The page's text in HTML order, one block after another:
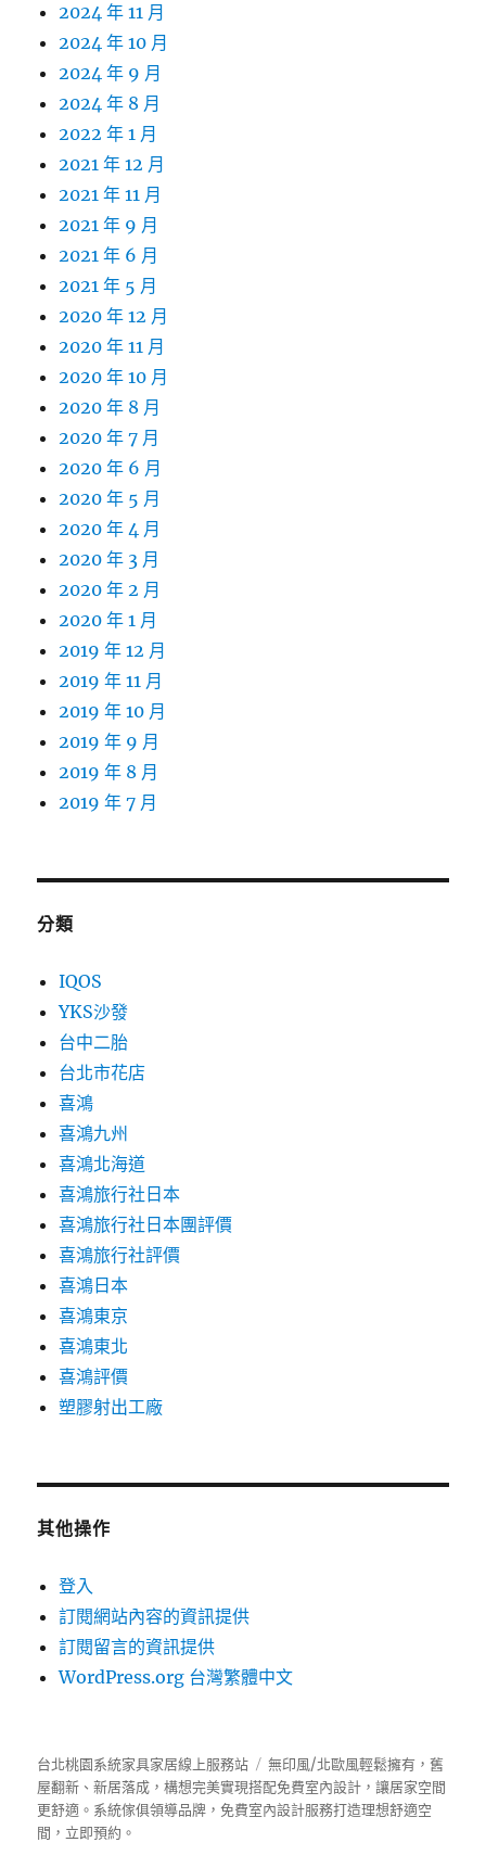
2024 年 11 月
2024 年 10 月
2024 年 9 月
2024 年 8 月
2022 年 1 月
2021 年 12 月
2021 年 11 月
2021 年 9 月
2021 年 6 月
2021 年 5 月
2020 年 12 月
2020 年 11 月
2020 年 10 月
2020 年 8 月
2020 年 7 月
2020 年 6 月
2020 年 5 月
2020 年 4 月
2020 年 3 月
2020 年 2 月
2020 年 1 月
2019 年 12 月
2019 年 11 月
2019 年 10 月
2019 年 9 月
2019 年 8 月
2019 年 7 月
分類
IQOS
YKS沙發
台中二胎
台北市花店
喜鴻
喜鴻九州
喜鴻北海道
喜鴻旅行社日本
喜鴻旅行社日本團評價
喜鴻旅行社評價
喜鴻日本
喜鴻東京
喜鴻東北
喜鴻評價
塑膠射出工廠
其他操作
登入
訂閱網站內容的資訊提供
訂閱留言的資訊提供
WordPress.org 台灣繁體中文
台北桃園系統家具家居線上服務站
無印風/北歐風輕鬆擁有，舊
屋翻新、新居落成，構想完美實現搭配免費室內設計，讓居家空間
更舒適。 系統傢俱領導品牌，免費室內設計服務打造理想舒適空
間，立即預約。